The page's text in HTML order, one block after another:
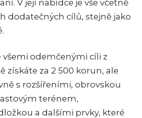
V její nabídce je vše včetně
dodatečných cílů, stejně jako
odemčenými cíli z
získáte za 2 500 korun, ale
s rozšířeními, obrovskou
terénem,
a dalšími prvky, které